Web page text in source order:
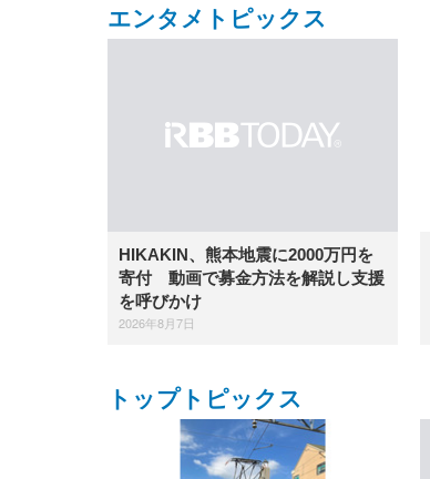
エンタメトピックス
HIKAKIN、熊本地震に2000万円を
寄付 動画で募金方法を解説し支援
を呼びかけ
2026年8月7日
トップトピックス